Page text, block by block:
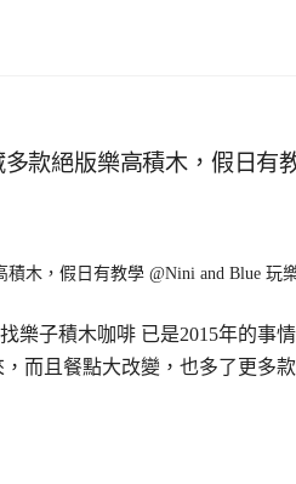
款絕版樂高積木，假日有
樂子積木咖啡 已是2015年的事
而且餐點大改變，也多了更多